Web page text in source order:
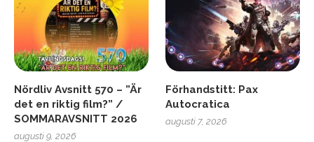
Nördliv Avsnitt 570 – ”Är
det en riktig film?” /
SOMMARAVSNITT 2026
augusti 9, 2026
Förhandstitt: Pax
Autocratica
augusti 7, 2026